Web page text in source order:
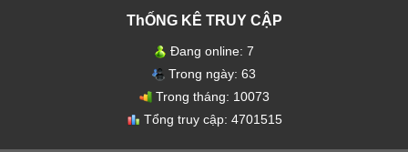
ThỐNG KÊ TRUY CẬP
Đang online: 7
Trong ngày: 63
Trong tháng: 10073
Tổng truy cập: 4701515